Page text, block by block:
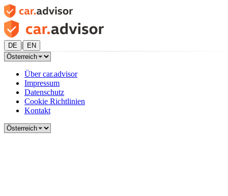
DE | EN
Über car.advisor
Impressum
Datenschutz
Cookie Richtlinien
Kontakt